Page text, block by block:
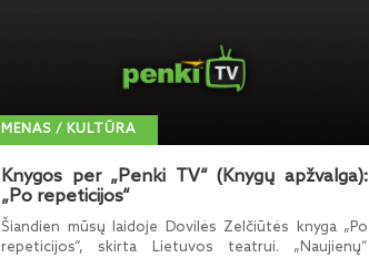
MENAS / KULTŪRA
Knygos per „Penki TV“ (Knygų apžvalga):
„Po repeticijos“
Šiandien mūsų laidoje Dovilės Zelčiūtės knyga „Po
repeticijos“, skirta Lietuvos teatrui. „Naujienų“